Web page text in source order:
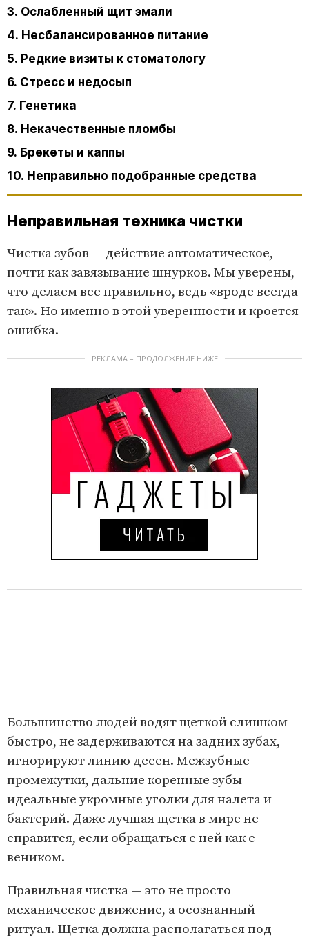
3. Ослабленный щит эмали
4. Несбалансированное питание
5. Редкие визиты к стоматологу
6. Стресс и недосып
7. Генетика
8. Некачественные пломбы
9. Брекеты и каппы
10. Неправильно подобранные средства
Неправильная техника чистки
Чистка зубов — действие автоматическое,
почти как завязывание шнурков. Мы уверены,
что делаем все правильно, ведь «вроде всегда
так». Но именно в этой уверенности и кроется
ошибка.
РЕКЛАМА – ПРОДОЛЖЕНИЕ НИЖЕ
Большинство людей водят щеткой слишком
быстро, не задерживаются на задних зубах,
игнорируют линию десен. Межзубные
промежутки, дальние коренные зубы —
идеальные укромные уголки для налета и
бактерий. Даже лучшая щетка в мире не
справится, если обращаться с ней как с
веником.
Правильная чистка — это не просто
механическое движение, а осознанный
ритуал. Щетка должна располагаться под